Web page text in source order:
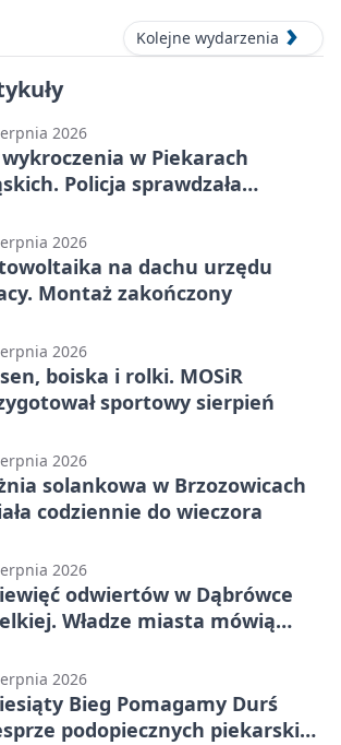
Kolejne wydarzenia
2026
wykroczenia w Piekarach
Policja sprawdzała
2026
na dachu urzędu
Montaż zakończony
2026
boiska i rolki. MOSiR
sportowy sierpień
2026
solankowa w Brzozowicach
codziennie do wieczora
2026
odwiertów w Dąbrówce
Władze miasta mówią
2026
Bieg Pomagamy Durś
podopiecznych piekarskich